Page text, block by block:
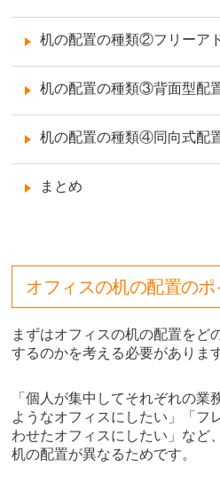
机の配置の種類②フリーア
机の配置の種類③背面型配
机の配置の種類④同向式配
まとめ
オフィスの机の配置のポ
まずはオフィスの机の配置をど
するのかを考える必要がありま
「個人が集中してそれぞれの業
ようなオフィスにしたい」「フ
わせたオフィスにしたい」など
机の配置が異なるためです。